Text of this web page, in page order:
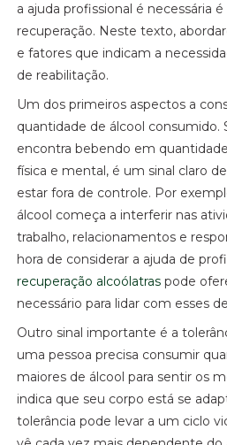
a ajuda profissional é necessária
recuperação. Neste texto,
e fatores que indicam a
de reabilitação.
Um dos primeiros aspectos a
quantidade de álcool consumido.
encontra bebendo em
física e mental, é um sinal claro
estar fora de controle. Por
álcool começa a interferir nas
trabalho, relacionamentos e
hora de considerar a ajuda de
recuperação alcoólatras pode
necessário para lidar com esses
Outro sinal importante é a
uma pessoa precisa consumir
maiores de álcool para sentir os
indica que seu corpo está se
tolerância pode levar a um ciclo